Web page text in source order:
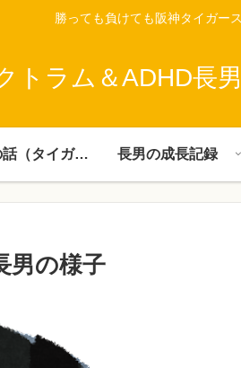
勝っても負けても阪神タイガー
トラム＆ADHD長
父ちゃんの話（タイガース） 長男の成長記録
男の様子